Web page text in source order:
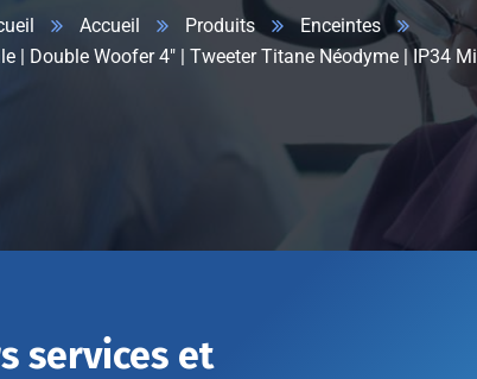
Accueil Produits
Enceintes
| Double Woofer 4″ | Tweeter Titane Néodyme | IP34
services et